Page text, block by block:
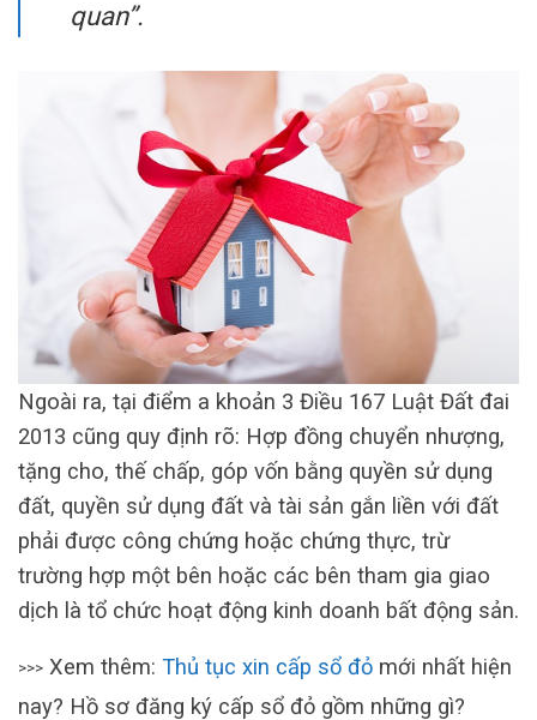
quan”.
Ngoài ra, tại điểm a khoản 3 Điều 167 Luật Đất đai
2013 cũng quy định rõ: Hợp đồng chuyển nhượng,
tặng cho, thế chấp, góp vốn bằng quyền sử dụng
đất, quyền sử dụng đất và tài sản gắn liền với đất
phải được công chứng hoặc chứng thực, trừ
trường hợp một bên hoặc các bên tham gia giao
dịch là tổ chức hoạt động kinh doanh bất động sản.
>>> Xem thêm: Thủ tục xin cấp sổ đỏ mới nhất hiện
nay? Hồ sơ đăng ký cấp sổ đỏ gồm những gì?